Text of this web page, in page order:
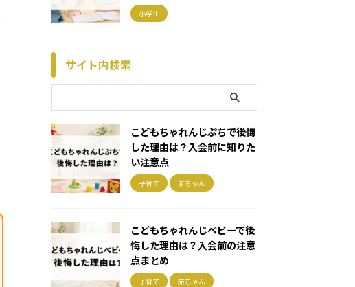
小学生
サイト内検索
こどもちゃれんじぷちで後悔
した理由は？入会前に知りた
い注意点
子育て 赤ちゃん
こどもちゃれんじベビーで後
悔した理由は？入会前の注意
点まとめ
子育て 赤ちゃん